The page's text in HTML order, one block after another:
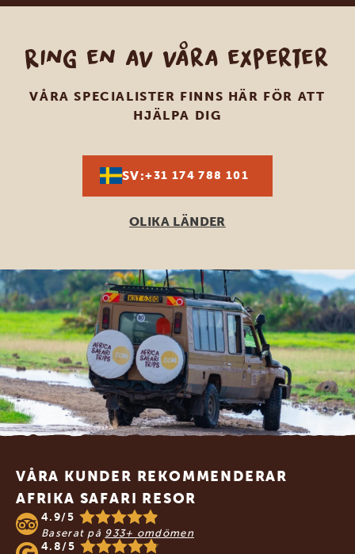
Ring en av våra experter
VÅRA SPECIALISTER FINNS HÄR FÖR ATT
HJÄLPA DIG
SV:+31 174 788 101
OLIKA LÄNDER
Footer
VÅRA KUNDER REKOMMENDERAR
AFRIKA SAFARI RESOR
4.9/5
Baserat på 933+ omdömen
4.8/5